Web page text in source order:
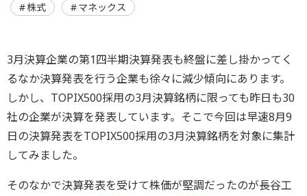
株式 マネックス
3月決算企業の第1四半期決算発表も終盤に差し掛かってく
るなか決算発表を行う企業も徐々に減少傾向にあります。
しかし、TOPIX500採用の3月決算銘柄に限っても昨日も30
社の企業が決算を発表しています。そこで今回は早速8月9
日の決算発表をTOPIX500採用の3月決算銘柄を対象に集計
してみました。
そのなかで決算発表を受けて株価が堅調だったのが長谷工